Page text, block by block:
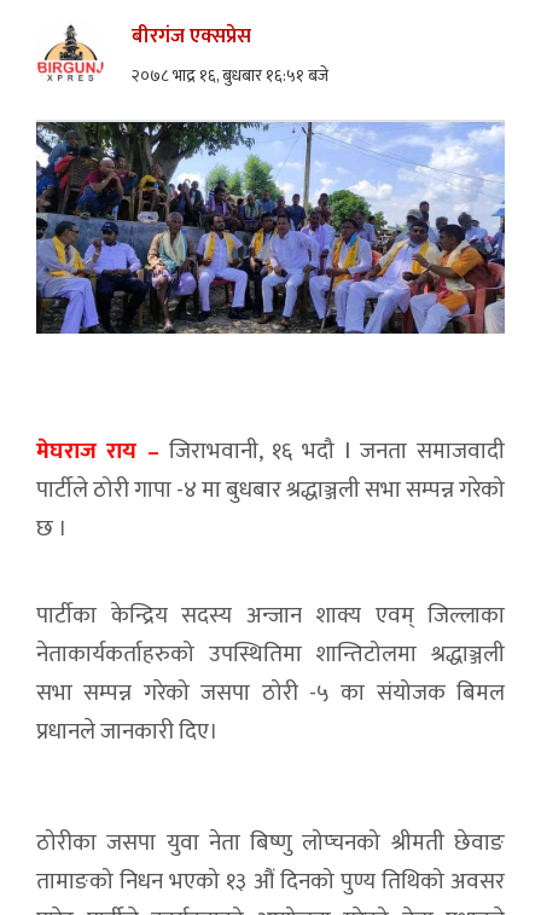
बीरगंज एक्सप्रेस
२०७८ भाद्र १६, बुधबार १६:५१ बजे
मेघराज राय – जिराभवानी, १६ भदौ l जनता समाजवादी
पार्टीले ठोरी गापा -४ मा बुधबार श्रद्धाञ्जली सभा सम्पन्न गरेको
छ ।
पार्टीका केन्द्रिय सदस्य अन्जान शाक्य एवम् जिल्लाका
नेताकार्यकर्ताहरुको उपस्थितिमा शान्तिटोलमा श्रद्धाञ्जली
सभा सम्पन्न गरेको जसपा ठोरी -५ का संयोजक बिमल
प्रधानले जानकारी दिए।
ठोरीका जसपा युवा नेता बिष्णु लोप्चनको श्रीमती छेवाङ
तामाङको निधन भएको १३ औं दिनको पुण्य तिथिको अवसर